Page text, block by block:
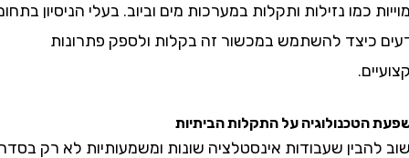
כמו נזילות ותקלות במערכות מים וביוב. בעלי הניסיון בתחום
כיצד להשתמש במכשור זה בקלות ולספק פתרונות
על התקלות הביתיות
שעבודות אינסטלציה שונות ומשמעותיות לא רק בסדרן,